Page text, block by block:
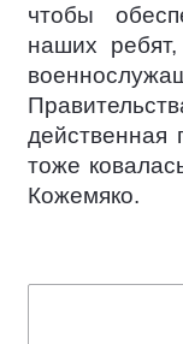
чтобы
наших
действенная
тоже
Кожемяко.